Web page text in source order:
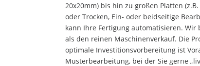
20x20mm) bis hin zu großen Platten
oder Trocken, Ein- oder beidseitige
kann Ihre Fertigung automatisieren.
als den reinen Maschinenverkauf. Die
optimale Investitionsvorbereitung ist
Musterbearbeitung, bei der Sie gerne